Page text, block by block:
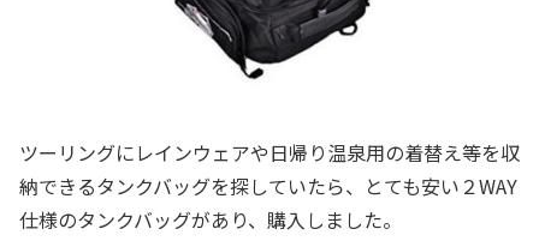
ツーリングにレインウェアや日帰り温泉用の着替え等を収
納できるタンクバッグを探していたら、とても安い２WAY
仕様のタンクバッグがあり、購入しました。